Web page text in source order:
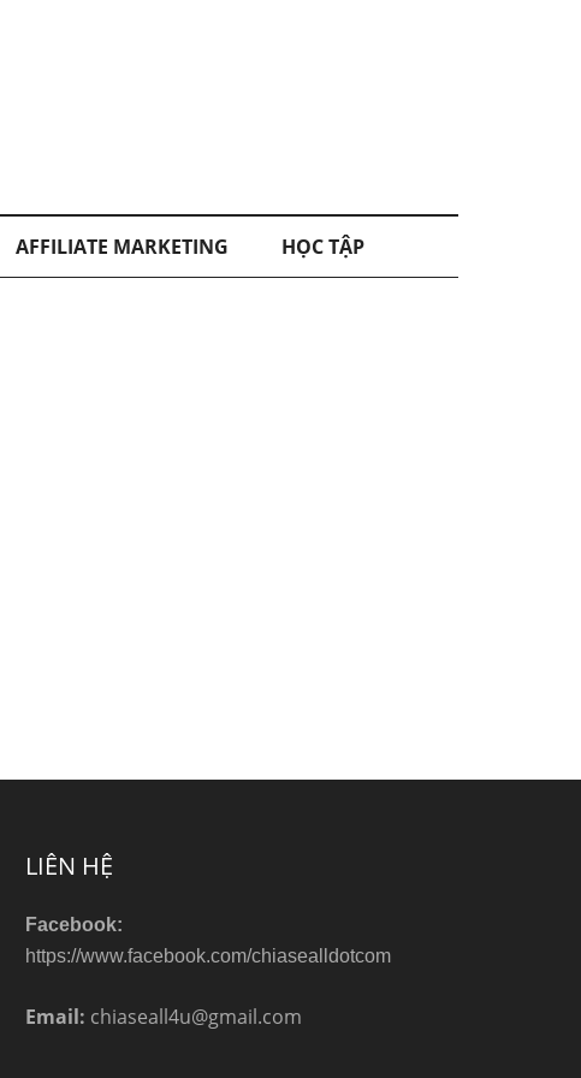
AFFILIATE MARKETING HỌC TẬP
LIÊN HỆ
Facebook:
https://www.facebook.com/chiasealldotcom
Email: chiaseall4u@gmail.com